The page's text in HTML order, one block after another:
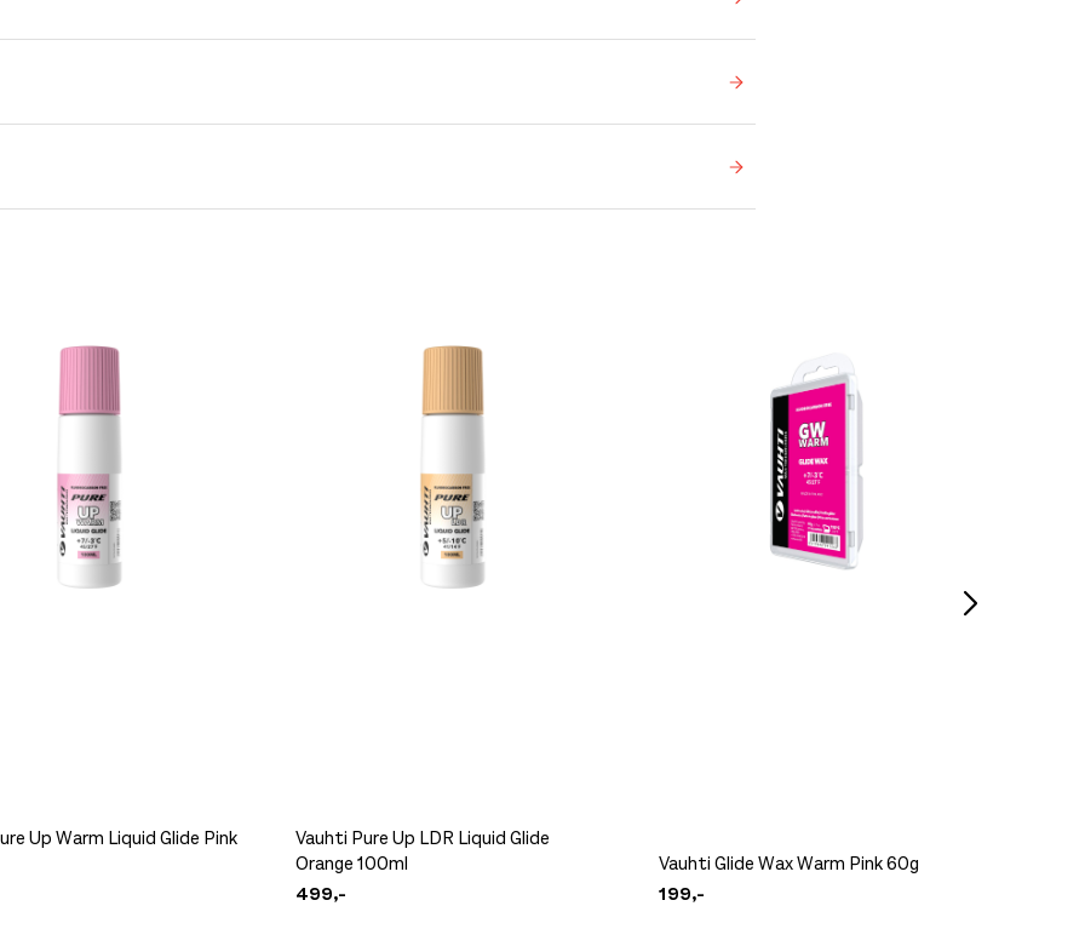
0,000 × 0,000 × 0,000 cm
igjen på lager
Up Warm Liquid Glide Pink
Vauhti Pure Up LDR Liquid Glide
Orange 100ml
499,-
Vauhti Glide Wax Warm Pink 60g
199,-